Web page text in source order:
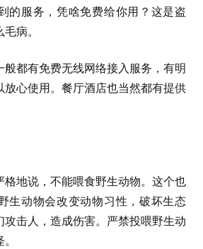
的服务，凭啥免费给你用？这是盗
病。
都有免费无线网络接入服务，有明
放心使用。餐厅酒店也当然都有提供
格地说，不能喂食野生动物。这个也
生动物会改变动物习性，破坏生态
击人，造成伤害。严禁投喂野生动